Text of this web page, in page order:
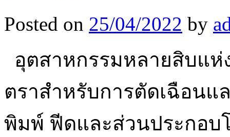
Posted on 25/04/2022 by
อุตสาหกรรมหลายสิบแ
ตราสำหรับการตัดเฉือนแ
พิมพ์ ฟีดและส่วนประกอบ